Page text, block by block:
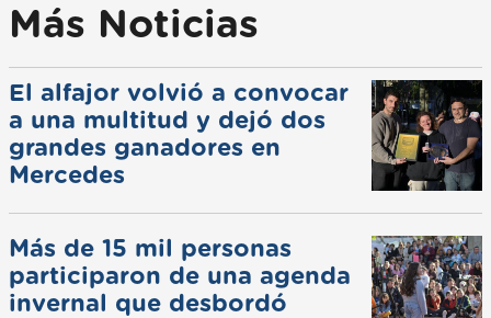
Más Noticias
El alfajor volvió a convocar
a una multitud y dejó dos
grandes ganadores en
Mercedes
Más de 15 mil personas
participaron de una agenda
invernal que desbordó